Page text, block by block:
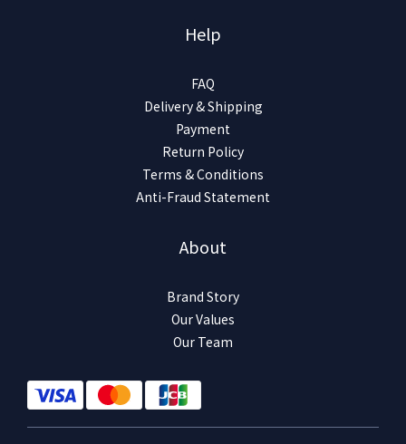
Help
FAQ
Delivery & Shipping
Payment
Return Policy
Terms & Conditions
Anti-Fraud Statement
About
Brand Story
Our Values
Our Team